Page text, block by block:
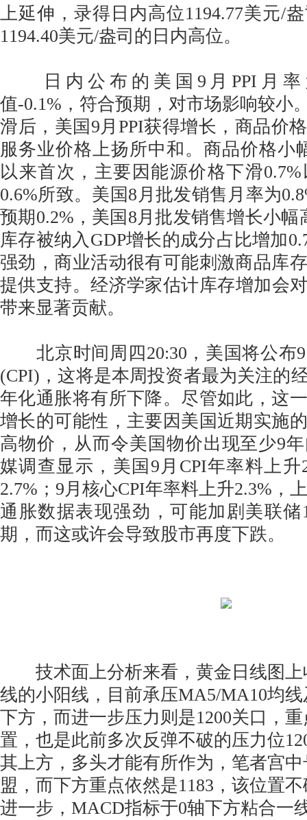
上延伸，录得日内高位1194.77美元/
1194.40美元/盎司的日内高位。
日内公布的美国9月PPI月率
值-0.1%，符合预期，对市场影响较小
滑后，美国9月PPI获得增长，商品价
服务业价格上扬所中和。商品价格小
以来首次，主要因能源价格下滑
0.6%所致。美国8月批发销售月率为
预期0.2%，美国8月批发销售增长小幅
库存被纳入GDP增长的成分占比增加
强劲，商业活动很有可能刺激商品库
提供支持。经济学家估计库存增加会
带来显著贡献。
北京时间周四20:30，美国将公布9
(CPI)，这将是本周投资者最为关注的
年化通胀将有所下降。尽管如此，这
增长的可能性，主要因美国近期实施
高物价，从而令美国物价出现至少9
媒调查显示，美国9月CPI年率料上升
2.7%；9月核心CPI年率料上升2.3%，
通胀数据表现强劲，可能加剧美联
期，而这或许会导致股市再度下跌。
技术面上分析来看，黄金日线图上
线的小阳线，目前承压MA5/MA10均线
下方，而进一步压力则是1200关口，
置，也是此前多次反弹不破的压力位
其上方，多头才能有所作为，笔者宫
盟，而下方重点依然是1183，该位置
进一步，MACD指标于0轴下方粘合一